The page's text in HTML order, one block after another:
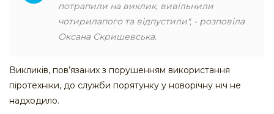
потрапили на виклик, вивільнили
чотирилапого та відпустили", - розповіла
Оксана Скришевська.
Викликів, пов’язаних з порушенням використання
піротехніки, до служби порятунку у новорічну ніч не
надходило.